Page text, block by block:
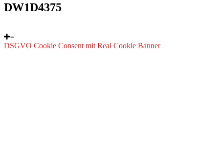
DW1D4375
DSGVO Cookie Consent mit Real Cookie Banner